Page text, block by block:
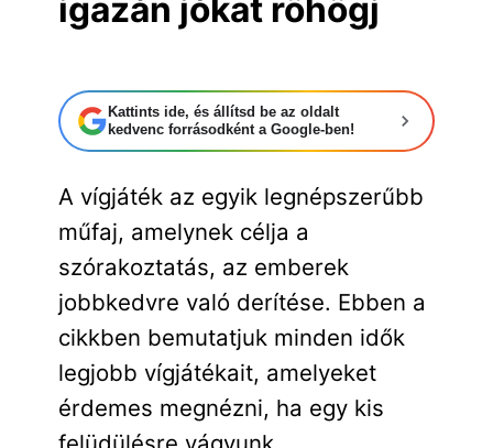
igazán jókat röhögj
Kattints ide, és állítsd be az oldalt
kedvenc forrásodként a Google-ben!
A vígjáték az egyik legnépszerűbb
műfaj, amelynek célja a
szórakoztatás, az emberek
jobbkedvre való derítése. Ebben a
cikkben bemutatjuk minden idők
legjobb vígjátékait, amelyeket
érdemes megnézni, ha egy kis